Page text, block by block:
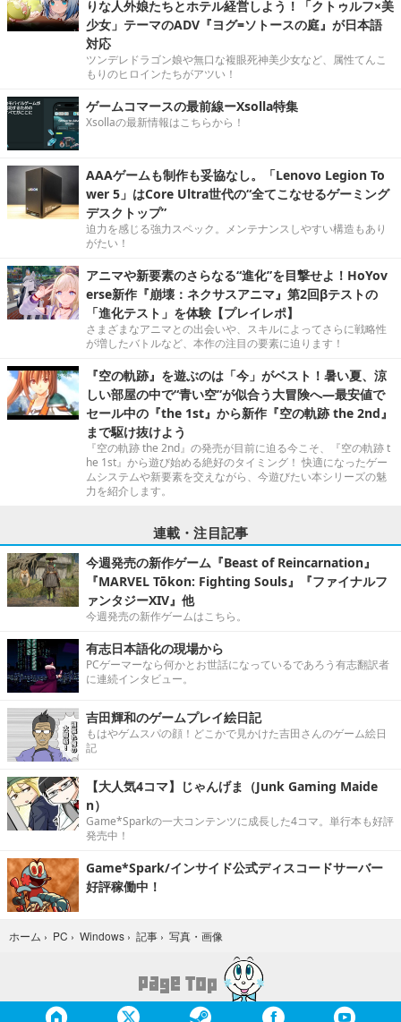
りな人外娘たちとホテル経営しよう！「クトゥルフ×美
少女」テーマのADV『ヨグ=ソトースの庭』が日本語
対応
ツンデレドラゴン娘や無口な複眼死神美少女など、属性てんこ
もりのヒロインたちがアツい！
ゲームコマースの最前線ーXsolla特集
Xsollaの最新情報はこちらから！
AAAゲームも制作も妥協なし。「Lenovo Legion To
wer 5」はCore Ultra世代の“全てこなせるゲーミング
デスクトップ”
迫力を感じる強力スペック。メンテナンスしやすい構造もあり
がたい！
アニマや新要素のさらなる“進化”を目撃せよ！HoYov
erse新作『崩壊：ネクサスアニマ』第2回βテストの
「進化テスト」を体験【プレイレポ】
さまざまなアニマとの出会いや、スキルによってさらに戦略性
が増したバトルなど、本作の注目の要素に迫ります！
『空の軌跡』を遊ぶのは「今」がベスト！暑い夏、涼
しい部屋の中で“青い空”が似合う大冒険へ―最安値で
セール中の『the 1st』から新作『空の軌跡 the 2nd』
まで駆け抜けよう
『空の軌跡 the 2nd』の発売が目前に迫る今こそ、『空の軌跡 t
he 1st』から遊び始める絶好のタイミング！ 快適になったゲー
ムシステムや新要素を交えながら、今遊びたい本シリーズの魅
力を紹介します。
連載・注目記事
今週発売の新作ゲーム『Beast of Reincarnation』
『MARVEL Tōkon: Fighting Souls』『ファイナルフ
ァンタジーXIV』他
今週発売の新作ゲームはこちら。
有志日本語化の現場から
PCゲーマーなら何かとお世話になっているであろう有志翻訳者
に連続インタビュー。
吉田輝和のゲームプレイ絵日記
もはやゲムスパの顔！どこかで見かけた吉田さんのゲーム絵日
記
【大人気4コマ】じゃんげま（Junk Gaming Maide
n）
Game*Sparkの一大コンテンツに成長した4コマ。単行本も好評
発売中！
Game*Spark/インサイド公式ディスコードサーバー
好評稼働中！
ホーム › PC › Windows › 記事 › 写真・画像